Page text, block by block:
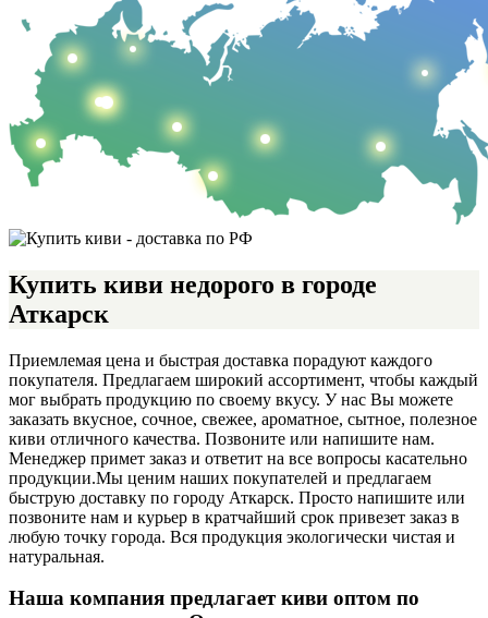
Купить киви недорого в городе
Аткарск
Приемлемая цена и быстрая доставка порадуют каждого
покупателя. Предлагаем широкий ассортимент, чтобы каждый
мог выбрать продукцию по своему вкусу. У нас Вы можете
заказать вкусное, сочное, свежее, ароматное, сытное, полезное
киви отличного качества. Позвоните или напишите нам.
Менеджер примет заказ и ответит на все вопросы касательно
продукции.Мы ценим наших покупателей и предлагаем
быструю доставку по городу Аткарск. Просто напишите или
позвоните нам и курьер в кратчайший срок привезет заказ в
любую точку города. Вся продукция экологически чистая и
натуральная.
Наша компания предлагает киви оптом по